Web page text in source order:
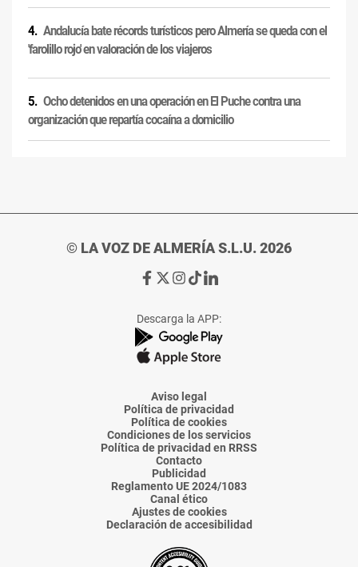
Andalucía bate récords turísticos pero Almería se queda con el
'farolillo rojo' en valoración de los viajeros
Ocho detenidos en una operación en El Puche contra una
organización que repartía cocaína a domicilio
© LA VOZ DE ALMERÍA S.L.U. 2026
Ir
de
La
Voz
Almería
Ir
de
La
Voz
Almería
Ir
de
La
Voz
Almería
Ir
de
La
Voz
Almería
Ir
de
La
Voz
Descarga la APP:
Aviso legal
Política de privacidad
Política de cookies
Condiciones de los servicios
Política de privacidad en RRSS
Contacto
Publicidad
Reglamento UE 2024/1083
Canal ético
Ajustes de cookies
Declaración de accesibilidad